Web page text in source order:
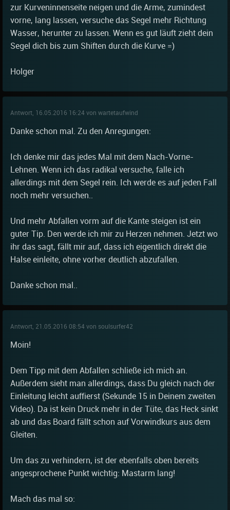
zur Kurveninnenseite neigen und die Arme, zumindest
vorne, lang lassen, versuche das Segel mehr Richtung
Wasser, herunter zu lassen. Wenn es gut läuft zieht dein
Segel dich bis zum Shiften durch die Kurve =)
Holger
Antwort, 16.05.2016 16:24 von wartetaufwind
Danke schon mal. Zu den Anregungen:
Ich denke mir das jedes Mal mit dem Nach-Vorne-
Lehnen. Wenn ich das radikal versuche, falle ich
allerdings mit dem Segel rein. Ich werde es auf jeden Fall
noch mehr versuchen..
Und mehr Abfallen vorm auf die Kante steigen ist ein
guter Tip. Den werde ich mir zu Herzen nehmen. Jetzt wo
ihr das sagt, fällt mir auf, dass ich eigentlich direkt die
Halse einleite, ohne vorher deutlich abzufallen.
Danke schon mal..
Antwort, 21.05.2016 08:54 von soulsurfer42
Moin!
Dem Tipp mit dem Abfallen schließe ich mich an.
Außerdem sieht man allerdings, dass Du gleich nach der
Einleitung leicht auffierst (Sekunde 15 in Deinem zweiten
Video). Da ist kein Druck mehr in der Tüte, das Heck sinkt
ab und das Board fällt schon auf Vorwindkurs aus dem
Gleiten.
Um das zu verhindern, ist der ebenfalls oben bereits
angesprochene Punkt wichtig: Mastarm lang!
Mach das mal so: